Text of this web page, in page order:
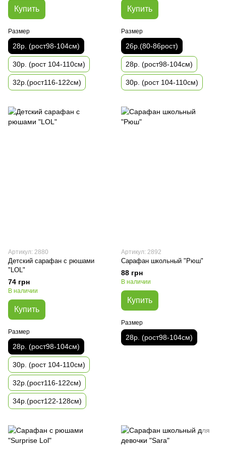
Купить
Размер
28р. (рост98-104см)
30р. (рост 104-110см)
32р.(рост116-122см)
Купить
Размер
26р.(80-86рост)
28р. (рост98-104см)
30р. (рост 104-110см)
Артикул: 2880
Детский сарафан с рюшами
"LOL"
74 грн
В наличии
Купить
Размер
28р. (рост98-104см)
30р. (рост 104-110см)
32р.(рост116-122см)
34р.(рост122-128см)
Артикул: 2892
Сарафан школьный "Рюш"
88 грн
В наличии
Купить
Размер
28р. (рост98-104см)